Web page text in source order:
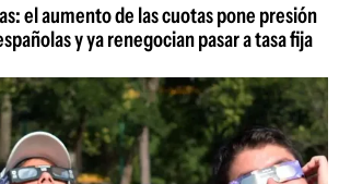
el aumento de las cuotas pone presión
y ya renegocian pasar a tasa fija